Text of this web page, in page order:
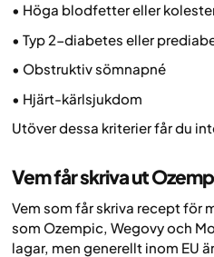
• Höga blodfetter eller
• Typ 2-diabetes eller
• Obstruktiv sömnapné
• Hjärt-kärlsjukdom
Utöver dessa kriterier får du
Vem får skriva ut
Vem som får skriva recept för
som Ozempic, Wegovy och
lagar, men generellt inom EU